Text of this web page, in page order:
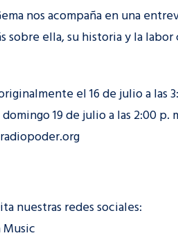
nos acompaña en una
sobre ella, su historia y la
el 16 de julio a las
19 de julio a las 2:00 p.
nuestras redes sociales:
Music